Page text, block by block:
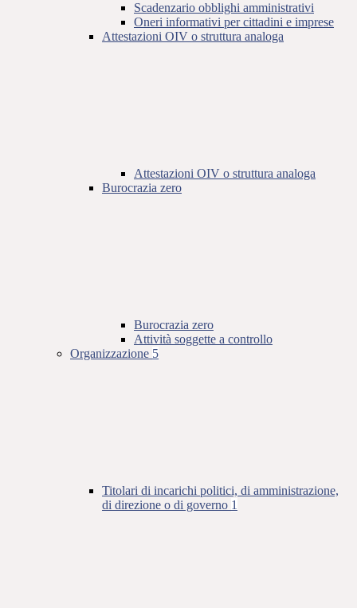
Scadenzario obblighi amministrativi
Oneri informativi per cittadini e imprese
Attestazioni OIV o struttura analoga
Attestazioni OIV o struttura analoga
Burocrazia zero
Burocrazia zero
Attività soggette a controllo
Organizzazione 5
Titolari di incarichi politici, di amministrazione,
di direzione o di governo 1